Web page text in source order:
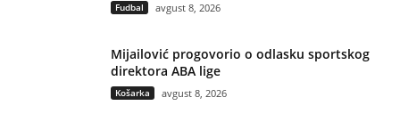
Fudbal avgust 8, 2026
Mijailović progovorio o odlasku sportskog
direktora ABA lige
Košarka avgust 8, 2026